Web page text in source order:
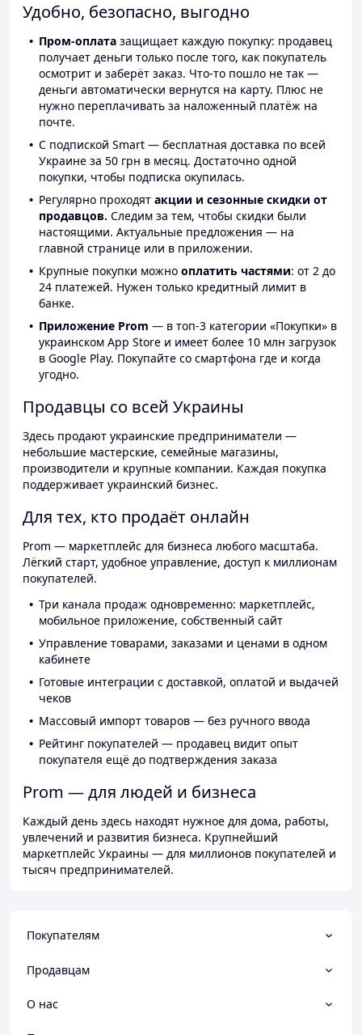
Удобно, безопасно, выгодно
Пром-оплата защищает каждую покупку: продавец
получает деньги только после того, как покупатель
осмотрит и заберёт заказ. Что-то пошло не так —
деньги автоматически вернутся на карту. Плюс не
нужно переплачивать за наложенный платёж на
почте.
С подпиской Smart — бесплатная доставка по всей
Украине за 50 грн в месяц. Достаточно одной
покупки, чтобы подписка окупилась.
Регулярно проходят акции и сезонные скидки от
продавцов. Следим за тем, чтобы скидки были
настоящими. Актуальные предложения — на
главной странице или в приложении.
Крупные покупки можно оплатить частями: от 2 до
24 платежей. Нужен только кредитный лимит в
банке.
Приложение Prom — в топ-3 категории «Покупки» в
украинском App Store и имеет более 10 млн загрузок
в Google Play. Покупайте со смартфона где и когда
угодно.
Продавцы со всей Украины
Здесь продают украинские предприниматели —
небольшие мастерские, семейные магазины,
производители и крупные компании. Каждая покупка
поддерживает украинский бизнес.
Для тех, кто продаёт онлайн
Prom — маркетплейс для бизнеса любого масштаба.
Лёгкий старт, удобное управление, доступ к миллионам
покупателей.
Три канала продаж одновременно: маркетплейс,
мобильное приложение, собственный сайт
Управление товарами, заказами и ценами в одном
кабинете
Готовые интеграции с доставкой, оплатой и выдачей
чеков
Массовый импорт товаров — без ручного ввода
Рейтинг покупателей — продавец видит опыт
покупателя ещё до подтверждения заказа
Prom — для людей и бизнеса
Каждый день здесь находят нужное для дома, работы,
увлечений и развития бизнеса. Крупнейший
маркетплейс Украины — для миллионов покупателей и
тысяч предпринимателей.
Покупателям
Продавцам
О нас